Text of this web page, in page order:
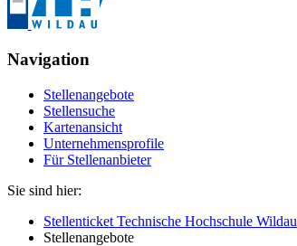
Navigation
Stellenangebote
Stellensuche
Kartenansicht
Unternehmensprofile
Für Stellenanbieter
Sie sind hier:
Stellenticket Technische Hochschule Wildau
Stellenangebote